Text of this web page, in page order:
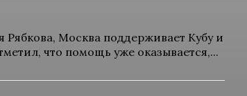
Москва поддерживает Кубу и
что помощь уже оказывается,...